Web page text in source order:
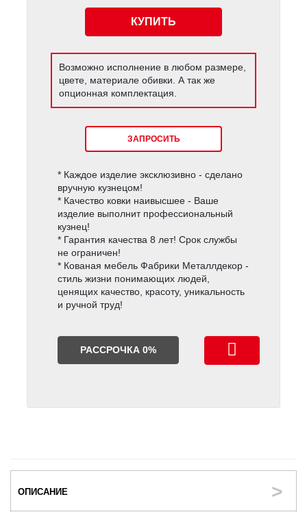
КУПИТЬ
Возможно исполнение в любом размере,
цвете, материале обивки. А так же
опционная комплектация.
ЗАПРОСИТЬ
* Каждое изделие эксклюзивно - сделано
вручную кузнецом!
* Качество ковки наивысшее - Ваше
изделие выполнит профессиональный
кузнец!
* Гарантия качества 8 лет! Срок службы
не ограничен!
* Кованая мебель Фабрики Металлдекор -
стиль жизни понимающих людей,
ценящих качество, красоту, уникальность
и ручной труд!
РАССРОЧКА 0%
ОПИСАНИЕ